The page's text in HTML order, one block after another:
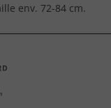
env. 72-84 cm.